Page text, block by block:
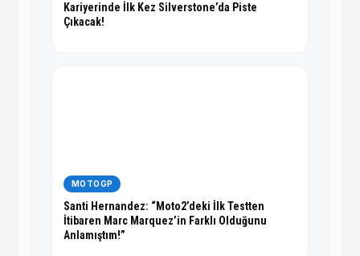
Kariyerinde İlk Kez Silverstone’da Piste
Çıkacak!
MOTOGP
Santi Hernandez: “Moto2’deki İlk Testten
İtibaren Marc Marquez’in Farklı Olduğunu
Anlamıştım!”